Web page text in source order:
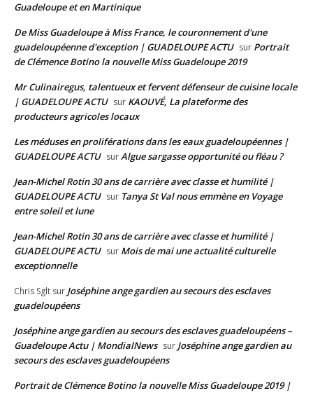
Guadeloupe et en Martinique
De Miss Guadeloupe à Miss France, le couronnement d'une
guadeloupéenne d'exception | GUADELOUPE ACTU sur Portrait
de Clémence Botino la nouvelle Miss Guadeloupe 2019
Mr Culinairegus, talentueux et fervent défenseur de cuisine locale
| GUADELOUPE ACTU sur KAOUVÉ, La plateforme des
producteurs agricoles locaux
Les méduses en proliférations dans les eaux guadeloupéennes |
GUADELOUPE ACTU surAlgue sargasse opportunité ou fléau ?
Jean-Michel Rotin 30 ans de carrière avec classe et humilité |
GUADELOUPE ACTU sur Tanya St Val nous emmène en Voyage
entre soleil et lune
Jean-Michel Rotin 30 ans de carrière avec classe et humilité |
GUADELOUPE ACTU sur Mois de mai une actualité culturelle
exceptionnelle
Chris Sglt sur Joséphine ange gardien au secours des esclaves
guadeloupéens
Joséphine ange gardien au secours des esclaves guadeloupéens –
Guadeloupe Actu | MondialNews sur Joséphine ange gardien au
secours des esclaves guadeloupéens
Portrait de Clémence Botino la nouvelle Miss Guadeloupe 2019 |